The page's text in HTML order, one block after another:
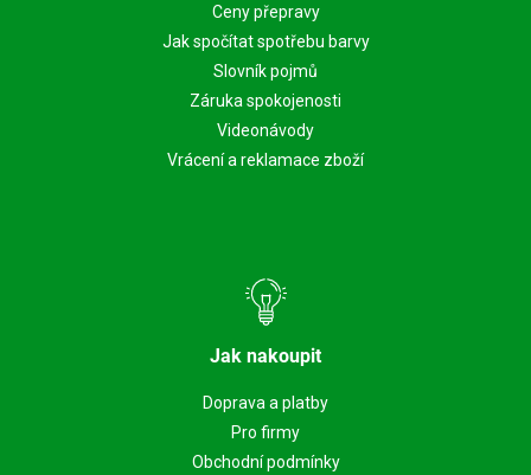
Ceny přepravy
Jak spočítat spotřebu barvy
Slovník pojmů
Záruka spokojenosti
Videonávody
Vrácení a reklamace zboží
Jak nakoupit
Doprava a platby
Pro firmy
Obchodní podmínky